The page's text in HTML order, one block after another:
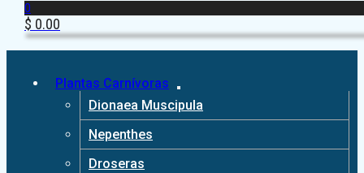
0
$ 0.00
Plantas Carnívoras
Dionaea Muscipula
Nepenthes
Droseras